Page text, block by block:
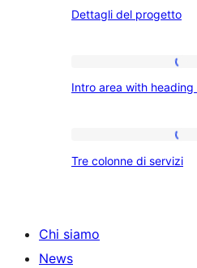
del
Dettagli del progetto
and
Intro area with
Tre colonne di servizi
Chi siamo
News